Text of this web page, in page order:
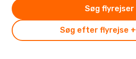
Søg efter flyrejse
Søg flyrejser